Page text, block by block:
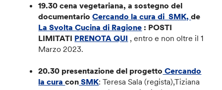
19.30 cena vegetariana, a sostegno del
documentarioCercando la cura di SMK,de
La Svolta Cucina di Ragione : POSTI
LIMITATI PRENOTA QUI , entro e non oltre il 1
Marzo 2023.
20.30 presentazione del progetto Cercando
la curacon SMK: Teresa Sala (regista),Tiziana